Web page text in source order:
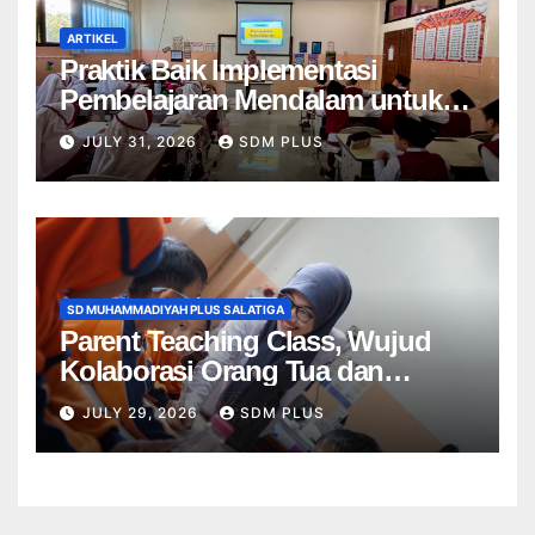
ARTIKEL
Praktik Baik Implementasi
Pembelajaran Mendalam untuk
Menumbuhkan Kemampuan
Bernalar Kritis di SD
Muhammadiyah Plus 1 Salatiga
JULY 31, 2026 SDM PLUS
SD MUHAMMADIYAH PLUS SALATIGA
Parent Teaching Class, Wujud
Kolaborasi Orang Tua dan
Sekolah dalam Menghadirkan
Pembelajaran Bermakna
JULY 29, 2026 SDM PLUS